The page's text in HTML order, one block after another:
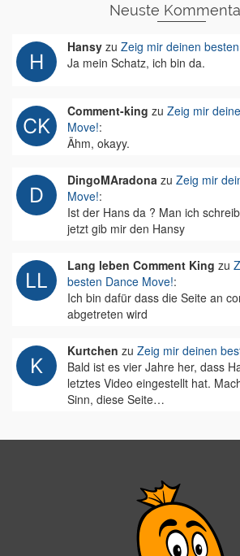
Neuste
Hansy zu Zeig mir deinen
Ja mein Schatz, ich bin da.
Comment-king zu Zeig mir
Move!:
Ähm, okayy.
DingoMAradona zu Zeig mir
Move!:
Ist der Hans da ? Man ich
jetzt gib mir den Hansy
Lang leben Comment King zu
besten Dance Move!:
Ich bin dafür dass die Seite an
abgetreten wird
Kurtchen zu Zeig mir deinen
Bald ist es vier Jahre her, dass
letztes Video eingestellt hat.
Sinn, diese Seite…